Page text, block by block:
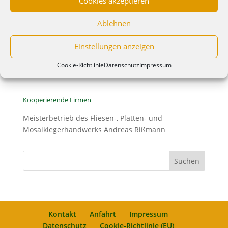
Ablehnen
Einstellungen anzeigen
Cookie-RichtlinieDatenschutzImpressum
Königshainer Weg 48
02829 Schöpstal OT Ebersbach
Telefon: 03581 – 310638
Telefon Verkauf: 03581-766671
Fax: 03581 – 766670
Kooperierende Firmen
Meisterbetrieb des Fliesen-, Platten- und
Mosaiklegerhandwerks Andreas Rißmann
Kontakt Anfahrt
Impressum
Datenschutz
Cookie-Richtlinie (EU)